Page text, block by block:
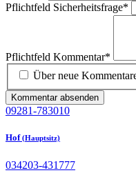
Pflichtfeld Sicherheitsfrage*
Pflichtfeld Kommentar*
Über neue
Kommentar absenden
09281-783010
Hof(Hauptsitz)
034203-431777